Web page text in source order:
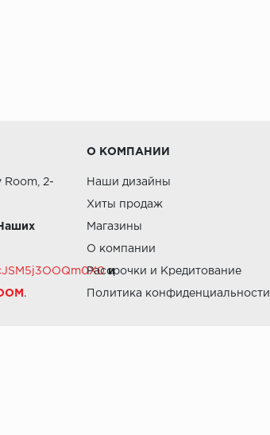
Room, 2-
и
.
О КОМПАНИИ
Наши дизайны
Хиты продаж
Магазины
О компании
Рассрочки и Кредитование
Политика конфиденциальности